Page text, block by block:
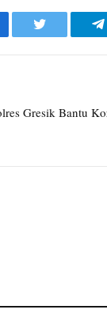
Twitter
Gresik Bantu